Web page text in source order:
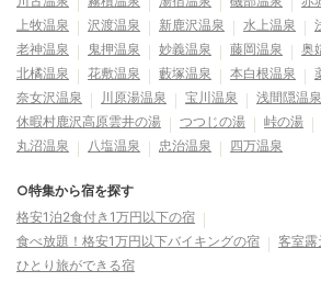
上牧温泉
沢渡温泉 新鹿沢温泉 水上温泉
老神温泉
鬼押温泉 妙義温泉 藤岡温泉 奥
北橘温泉
花敷温泉 藪塚温泉 本白根温泉
奈女沢温泉
川原湯温泉 宝川温泉 浅間隠温
休暇村鹿沢高原雲井の湯
つつじの湯 峠の湯
丸沼温泉
八塩温泉 忠治温泉 四万温泉
○特集から宿を探す
格安1泊2食付き1万円以下の宿
食べ放題！格安1万円以下バイキングの宿
客室露
ひとり旅ができる宿